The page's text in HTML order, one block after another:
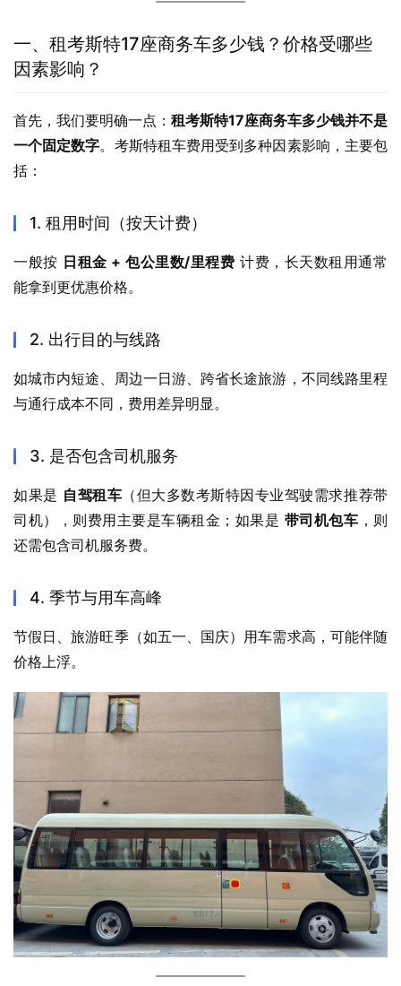
一、租考斯特17座商务车多少钱？价格受哪些
因素影响？
首先，我们要明确一点： 租考斯特17座商务车多少钱并不是
一个固定数字。考斯特租车费用受到多种因素影响，主要包
括：
1. 租用时间（按天计费）
一般按 日租金 + 包公里数/里程费 计费，长天数租用通常
能拿到更优惠价格。
2. 出行目的与线路
如城市内短途、周边一日游、跨省长途旅游，不同线路里程
与通行成本不同，费用差异明显。
3. 是否包含司机服务
如果是 自驾租车 （但大多数考斯特因专业驾驶需求推荐带
司机），则费用主要是车辆租金；如果是 带司机包车 ，则
还需包含司机服务费。
4. 季节与用车高峰
节假日、旅游旺季（如五一、国庆）用车需求高，可能伴随
价格上浮。